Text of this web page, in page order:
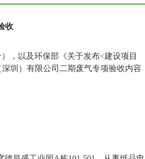
收
），以及环保部《关于发布<建设项目
圳）有限公司二期废气专项验收内容